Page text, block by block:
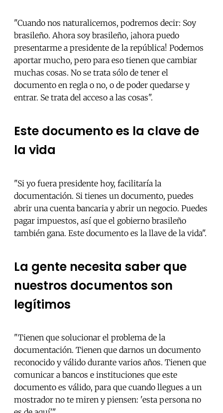
"Cuando nos naturalicemos, podremos decir: Soy
brasileño. Ahora soy brasileño, ¡ahora puedo
presentarme a presidente de la república! Podemos
aportar mucho, pero para eso tienen que cambiar
muchas cosas. No se trata sólo de tener el
documento en regla o no, o de poder quedarse y
entrar. Se trata del acceso a las cosas".
Este documento es la clave de
la vida
"Si yo fuera presidente hoy, facilitaría la
documentación. Si tienes un documento, puedes
abrir una cuenta bancaria y abrir un negocio. Puedes
pagar impuestos, así que el gobierno brasileño
también gana. Este documento es la llave de la vida".
La gente necesita saber que
nuestros documentos son
legítimos
"Tienen que solucionar el problema de la
documentación. Tienen que darnos un documento
reconocido y válido durante varios años. Tienen que
comunicar a bancos e instituciones que este
documento es válido, para que cuando llegues a un
mostrador no te miren y piensen: 'esta persona no